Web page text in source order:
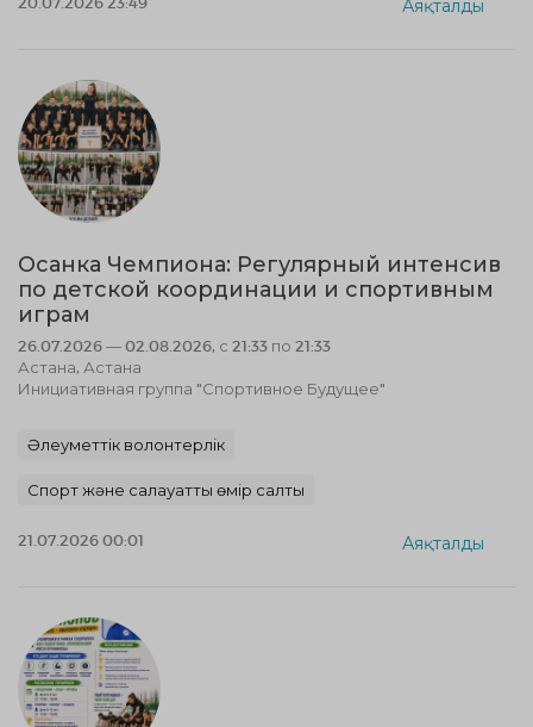
Аяқталды
Осанка Чемпиона: Регулярный интенсив
по детской координации и спортивным
играм
26.07.2026 — 02.08.2026, с 21:33 по 21:33
Астана, Астана
Инициативная группа "Спортивное Будущее"
Әлеуметтік волонтерлік
Спорт және салауатты өмір салты
21.07.2026 00:01 Аяқталды